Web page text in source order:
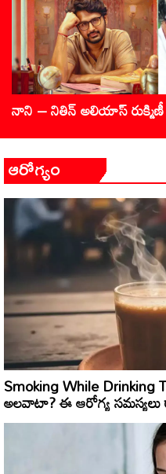
నాని – నితిన్ అలియాస్ రుక్మిణీ
ఆరోగ్యం
Smoking While
అలవాటా? ఈ ఆరోగ్య సమస్యలు